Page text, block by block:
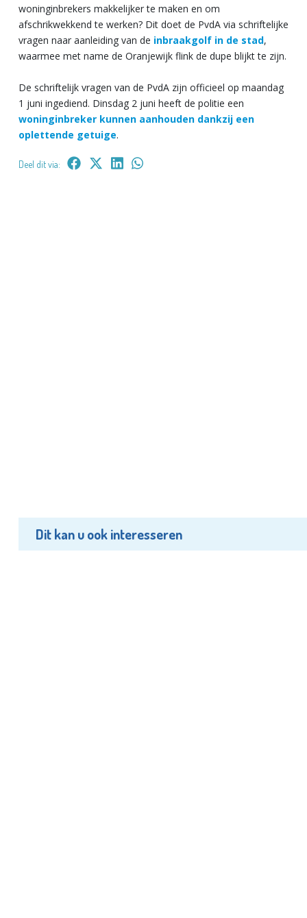
woninginbrekers makkelijker te maken en om
afschrikwekkend te werken? Dit doet de PvdA via schriftelijke
vragen naar aanleiding van de inbraakgolf in de stad,
waarmee met name de Oranjewijk flink de dupe blijkt te zijn.
De schriftelijk vragen van de PvdA zijn officieel op maandag
1 juni ingediend. Dinsdag 2 juni heeft de politie een
woninginbreker kunnen aanhouden dankzij een
oplettende getuige.
Deel dit via:
Dit kan u ook interesseren